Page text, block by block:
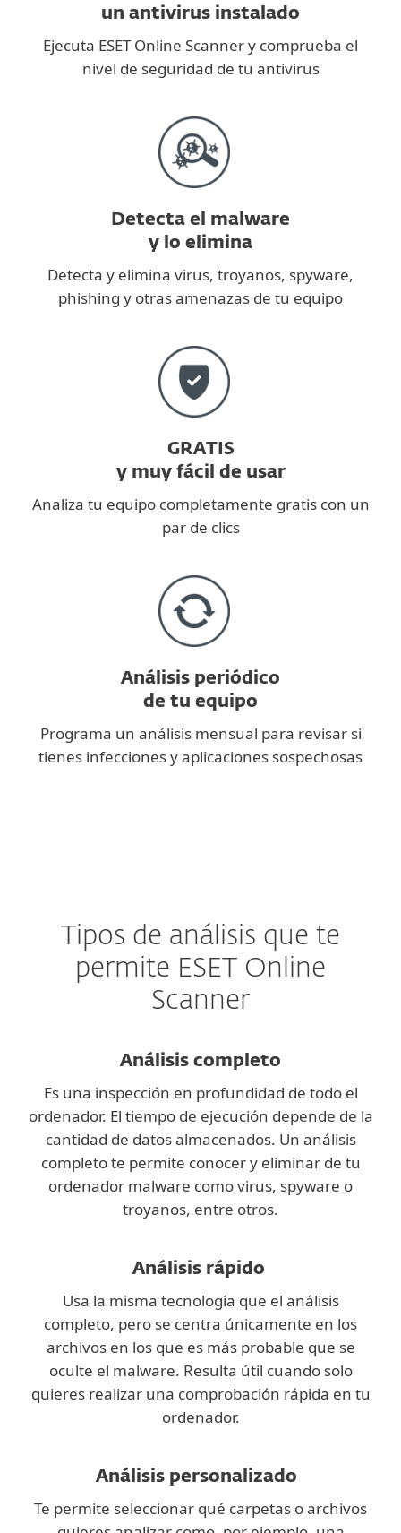
un antivirus instalado
Ejecuta ESET Online Scanner y comprueba el
nivel de seguridad de tu antivirus
Detecta el malware
y lo elimina
Detecta y elimina virus, troyanos, spyware,
phishing y otras amenazas de tu equipo
GRATIS
y muy fácil de usar
Analiza tu equipo completamente gratis con un
par de clics
Análisis periódico
de tu equipo
Programa un análisis mensual para revisar si
tienes infecciones y aplicaciones sospechosas
Tipos de análisis que te
permite ESET Online
Scanner
Análisis completo
Es una inspección en profundidad de todo el
ordenador. El tiempo de ejecución depende de la
cantidad de datos almacenados. Un análisis
completo te permite conocer y eliminar de tu
ordenador malware como virus, spyware o
troyanos, entre otros.
Análisis rápido
Usa la misma tecnología que el análisis
completo, pero se centra únicamente en los
archivos en los que es más probable que se
oculte el malware. Resulta útil cuando solo
quieres realizar una comprobación rápida en tu
ordenador.
Análisis personalizado
Te permite seleccionar qué carpetas o archivos